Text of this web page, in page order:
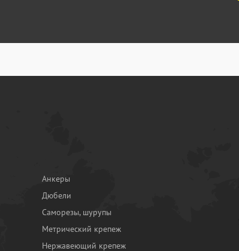
Анкеры
Дюбели
Саморезы, шурупы
Метрический крепеж
Нержавеющий крепеж